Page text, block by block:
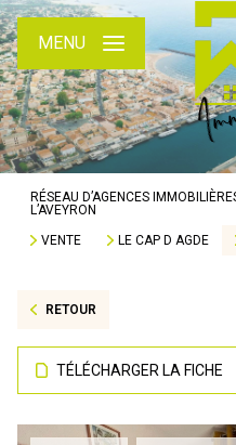
MENU
RÉSEAU D’AGENCES
L’AVEYRON
VENTE
LE CAP D AGDE
RETOUR
TÉLÉCHARGER LA FICHE